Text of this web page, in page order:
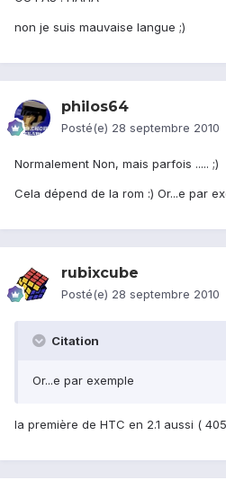
non je suis mauvaise langue ;)
philos64
Posté(e) 28 septembre 2010
Normalement Non, mais parfois ..... ;)
Cela dépend de la rom :) Or...e par
rubixcube
Posté(e) 28 septembre 2010
Citation
Or...e par exemple
la première de HTC en 2.1 aussi (